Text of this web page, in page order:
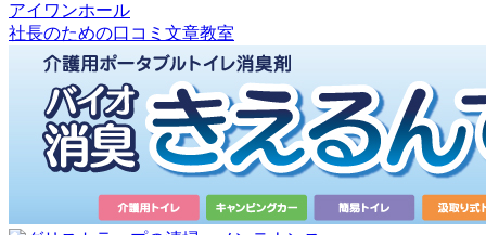
アイワンホール
社長のための口コミ文章教室